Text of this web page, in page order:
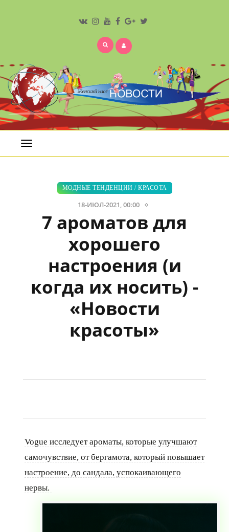
Открыть
меню
МОДНЫЕ ТЕНДЕНЦИИ / КРАСОТА
18-ИЮЛ-2021, 00:00
7 ароматов для
хорошего
настроения (и
когда их носить) -
«Новости
красоты»
Vogue исследует ароматы, которые улучшают
самочувствие, от бергамота, который повышает
настроение, до сандала, успокаивающего
нервы.